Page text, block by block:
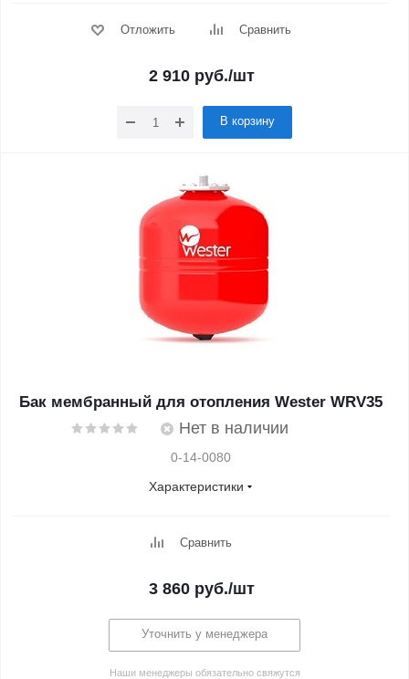
Отложить Сравнить
2 910руб./шт
В корзину
Бак мембранный для отопления Wester WRV35
Нет в наличии
0-14-0080
Характеристики
Сравнить
3 860руб./шт
Уточнить у менеджера
Наши менеджеры обязательно свяжутся